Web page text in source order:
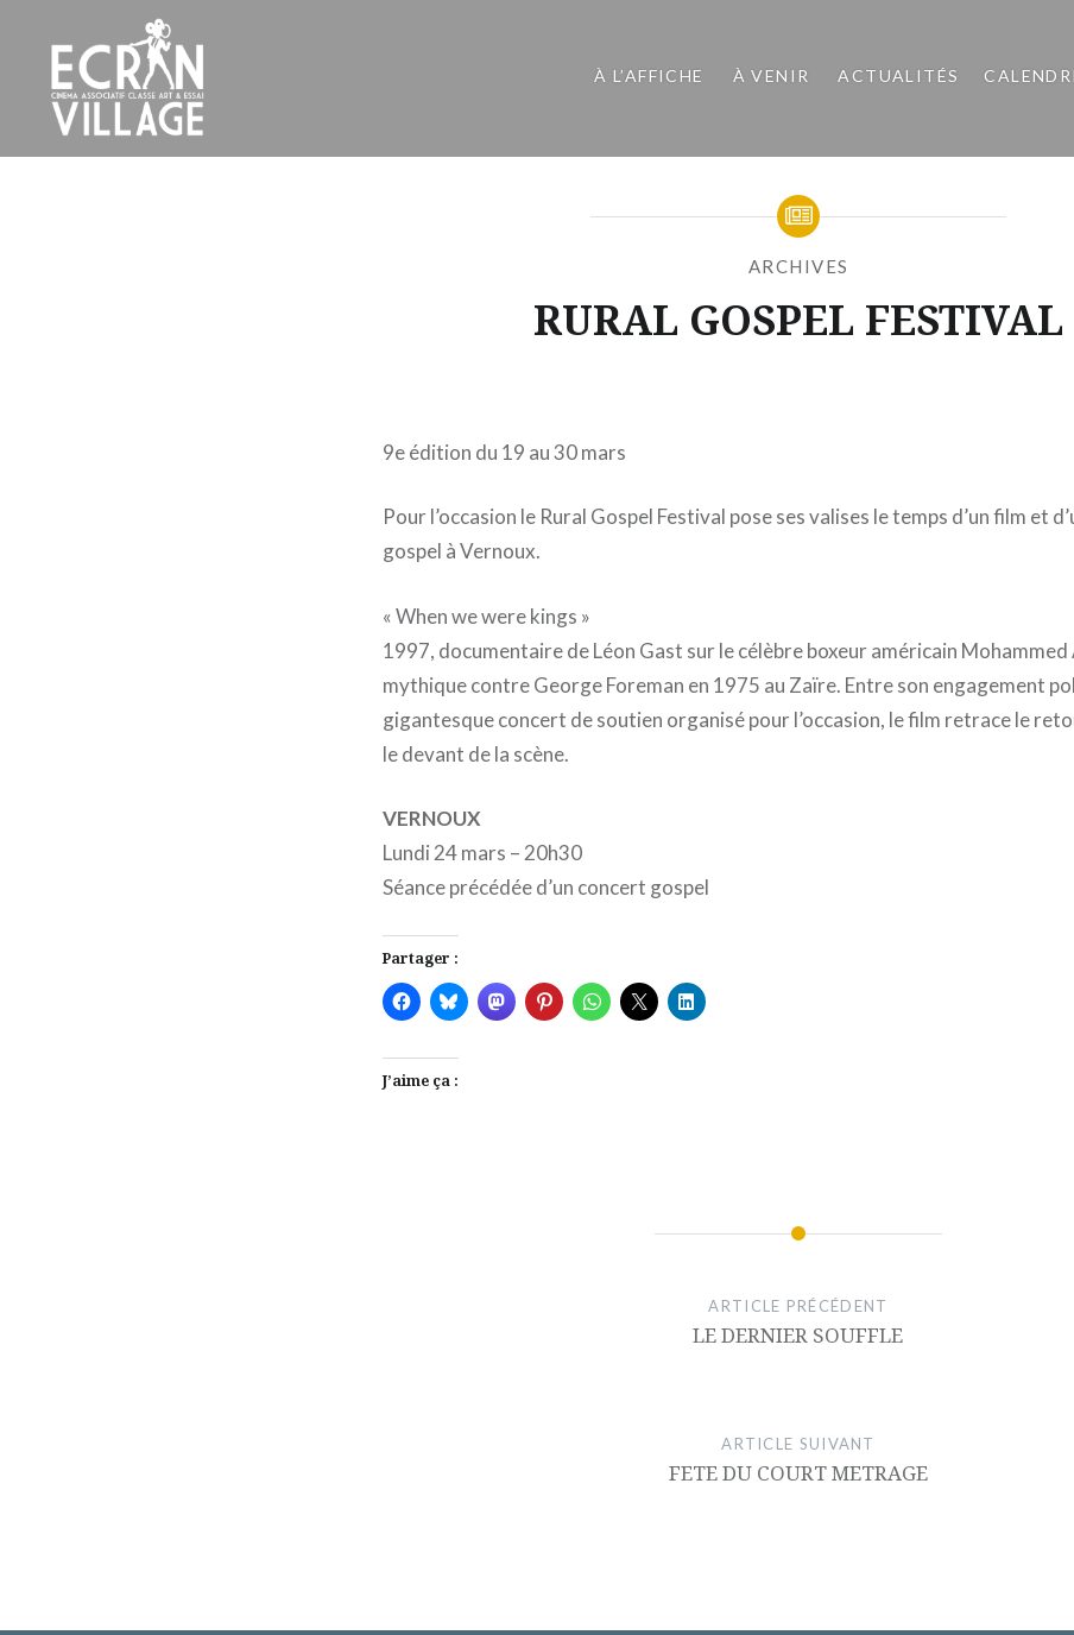
contenu
principal
ÉCRAN VILLAGE
À L’AFFICHE À VENIR ACTUALITÉS
ARCHIVES
RURAL GOSPEL FESTIVAL
9e édition du 19 au 30 mars
Pour l’occasion le Rural Gospel Festival pose ses valises le temps d’un film et
gospel à Vernoux.
« When we were kings »
1997, documentaire de Léon Gast sur le célèbre boxeur américain
mythique contre George Foreman en 1975 au Zaïre. Entre son engagement
gigantesque concert de soutien organisé pour l’occasion, le film retrace le
le devant de la scène.
VERNOUX
Lundi 24 mars – 20h30
Séance précédée d’un concert gospel
Partager :
J’aime ça :
ARTICLE PRÉCÉDENT
LE DERNIER SOUFFLE
ARTICLE SUIVANT
FETE DU COURT METRAGE